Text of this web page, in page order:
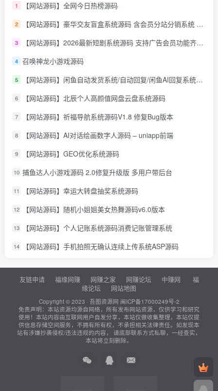
1 【网站源码】全网今日热榜源码
2 【网站源码】豪华交友盲盒系统源码 含会员分站分销系统 可易支付
3 【网站源码】2026最新短剧系统源码 支持广告会员功能齐全短剧源码
4 召唤神龙小游戏源码
5 【网站源码】闲鱼自动发货系统/自动回复/闲鱼AI回复系统源码
6 【网站源码】北辰个人高颜值网盘云盘系统源码
7 【网站源码】祈福导航系统源码V1.8 修复Bug版本
8 【网站源码】AI对话绘画数字人源码 – uniapp前端
9 【网站源码】GEO优化系统源码
10 捕鱼达人小游戏源码 2.0修复升级版 多用户带后台
11 【网站源码】幸运大转盘抽奖系统源码
12 【网站源码】随机小姐姐美女热舞源码v6.0版本
13 【网站源码】个人记账系统源码消费记账管理系统
14 【网站源码】手机拍照无确认连续上传系统ASP源码
友链申请 福缘网赚 网赚之家 网赚论坛 中赚网
福
缘论坛
网站地图
Copyright © 2023 · 吾图资源网 闽ICP备17000249号-2
免责声明：本站资源均源自网络，所有发布网站资源，仅供学习和研究
使用！本站内容由互联网用户自发分享，本站仅做收集整理，本站仅提
供信息存储空间服务，不拥有所有权，不承担相关法律责任。如发现本
站有涉嫌抄袭侵权/违法违规的内容， 请底部联系方式私聊，一经查实，
本站将立刻删除。